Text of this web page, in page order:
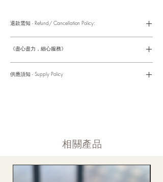
退款需知 - Refund/ Cancellation Policy:
https://www.fasunflower.com/return
《盡心盡力，細心服務》
貨後，我們都會有同事跟進。可就客戶方便，以指不同的方式與
供應須知 - Supply Policy
​相關產品